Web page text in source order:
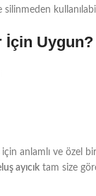
silinmeden
İçin Uygun?
anlamlı ve özel bir
ayıcık tam size